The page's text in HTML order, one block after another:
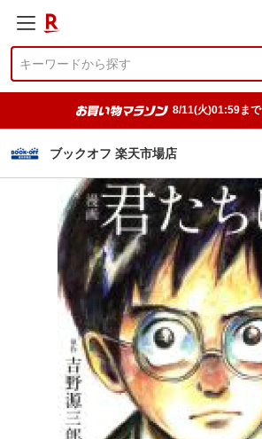
8/11(火)01:59まで
ブックオフ 楽天市場店